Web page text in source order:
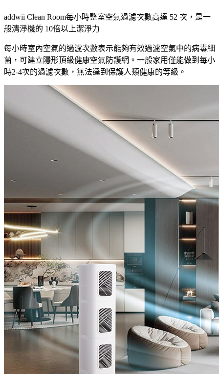
addwii Clean Room每小時整室空氣過濾次數高達 52 次，是一
般清淨機的 10倍以上潔淨力
每小時室內空氣的過濾次數表示能夠有效過濾空氣中的病毒細
菌，可建立隱形頂級健康空氣防護網。一般家用僅能做到每小
時2-4次的過濾次數，無法達到保護人類健康的等級。